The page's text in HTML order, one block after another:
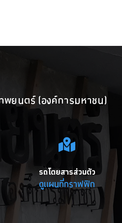
พยนตร์ (องค์การมหาชน)
รถโดยสารส่วนตัว
ดูแผนที่กราฟฟิก